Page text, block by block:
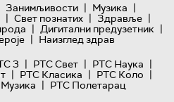
Занимљивости | Музика |
| Свет познатих | Здравље |
| Дигитални предузетник |
| Наизглед здрав
3 | РТС Свет | РТС Наука |
| РТС Класика | РТС Коло |
| РТС Полетарац